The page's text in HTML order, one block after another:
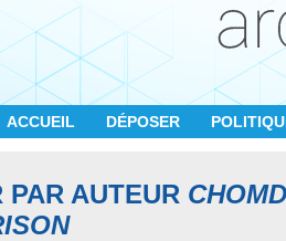
ACCUEIL DÉPOSER
PAR AUTEUR